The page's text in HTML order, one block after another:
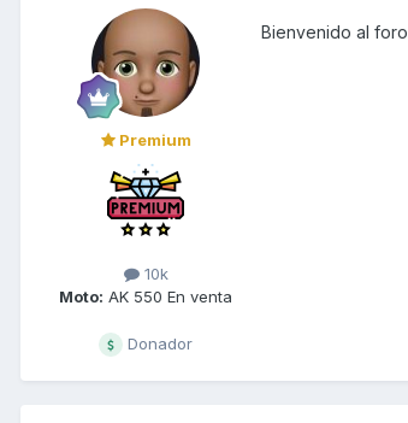
Premium
10k
Moto: AK 550 En venta
Donador
Bienvenido al foro